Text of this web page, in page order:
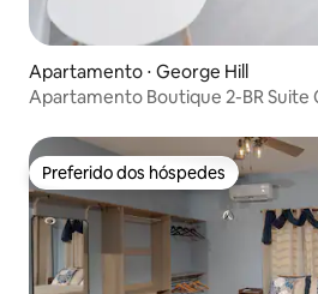
Apartamento ⋅ George Hill
Apartamento Boutique 2-BR Suite
Preferido dos hóspedes
Preferido dos hóspedes